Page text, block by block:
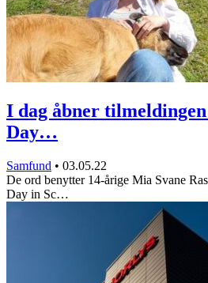
I dag åbner
Day…
Samfund • 03.05.22
De ord benytter 14-årige Mia Svane
Day in Sc…